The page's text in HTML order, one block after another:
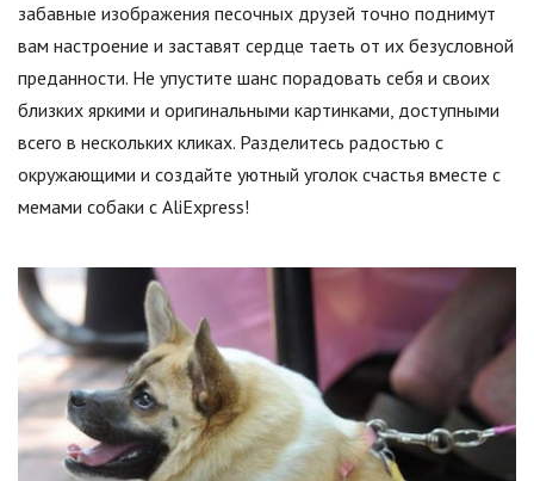
забавные изображения песочных друзей точно поднимут
вам настроение и заставят сердце таеть от их безусловной
преданности. Не упустите шанс порадовать себя и своих
близких яркими и оригинальными картинками, доступными
всего в нескольких кликах. Разделитесь радостью с
окружающими и создайте уютный уголок счастья вместе с
мемами собаки с AliExpress!